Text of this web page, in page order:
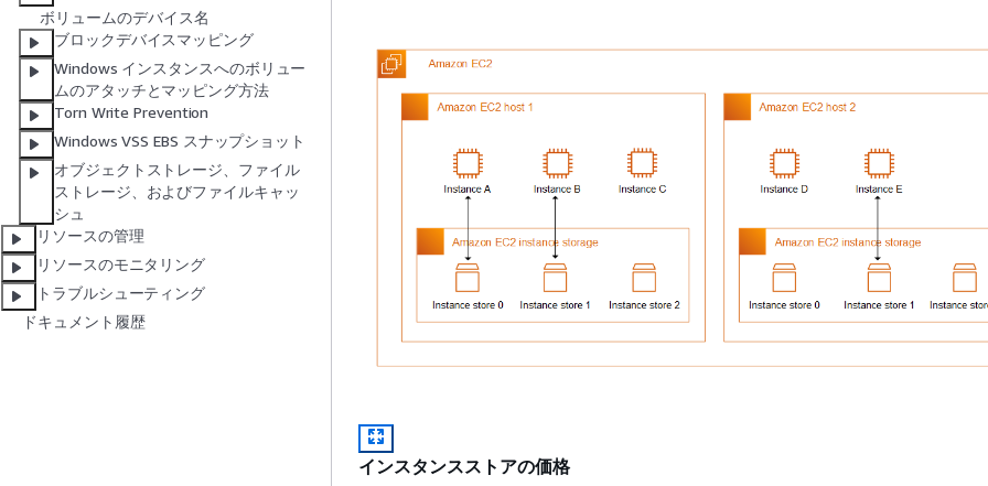
ボリュームのデバイス名
ブロックデバイスマッピング
Windows インスタンスへのボリュー
ムのアタッチとマッピング方法
Torn Write Prevention
Windows VSS EBS スナップショット
オブジェクトストレージ、ファイル
ストレージ、およびファイルキャッ
シュ
リソースの管理
リソースのモニタリング
トラブルシューティング
ドキュメント履歴
インスタンスストアの価格